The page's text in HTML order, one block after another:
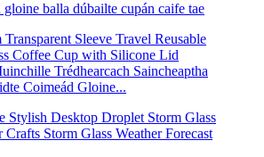
balla dúbailte cupán caife tae
Trédhearcach Saincheaptha
Coimeád Gloine...